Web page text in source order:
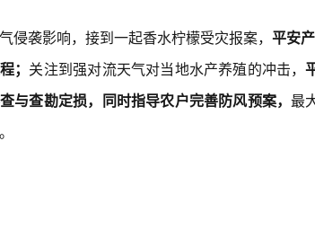
侵袭影响，接到一起香水柠檬受灾报案， 平安
； 关注到强对流天气对当地水产养殖的冲击，
与查勘定损，同时指导农户完善防风预案，最